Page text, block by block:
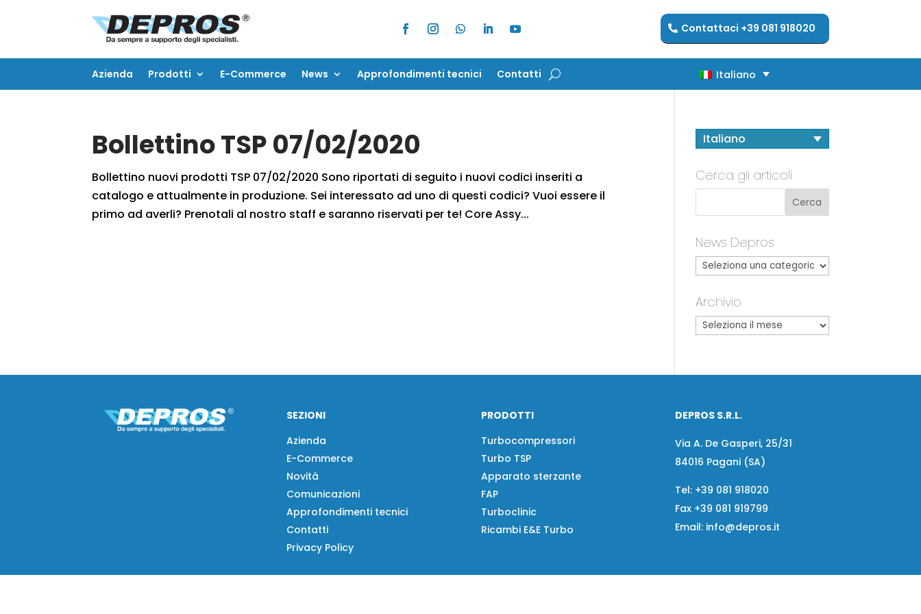
Contattaci +39 081 918020
Azienda Prodotti E-Commerce News Approfondimenti tecnici Contatti Italiano
Azienda Prodotti E-Commerce News Approfondimenti tecnici Contatti Italiano
Bollettino TSP 07/02/2020
Bollettino nuovi prodotti TSP 07/02/2020 Sono riportati di seguito i nuovi codici inseriti a
catalogo e attualmente in produzione. Sei interessato ad uno di questi codici? Vuoi essere il
primo ad averli? Prenotali al nostro staff e saranno riservati per te! Core Assy...
Italiano
Cerca gli articoli
News Depros
Archivio
SEZIONI
Azienda
E-Commerce
Novità
Comunicazioni
Approfondimenti tecnici
Contatti
Privacy Policy
PRODOTTI
Turbocompressori
Turbo TSP
Apparato sterzante
FAP
Turboclinic
Ricambi E&E Turbo
DEPROS S.R.L.
Via A. De Gasperi, 25/31
84016 Pagani (SA)
Tel: +39 081 918020
Fax +39 081 919799
Email: info@depros.it